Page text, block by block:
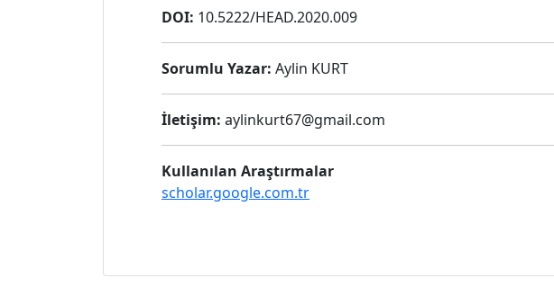
DOI: 10.5222/HEAD.2020.009
Sorumlu Yazar: Aylin KURT
İletişim: aylinkurt67@gmail.com
Kullanılan Araştırmalar
scholar.google.com.tr